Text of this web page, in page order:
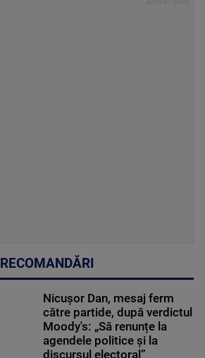
RECOMANDĂRI
Nicușor Dan, mesaj ferm
către partide, după verdictul
Moody's: „Să renunțe la
agendele politice şi la
discursul electoral”